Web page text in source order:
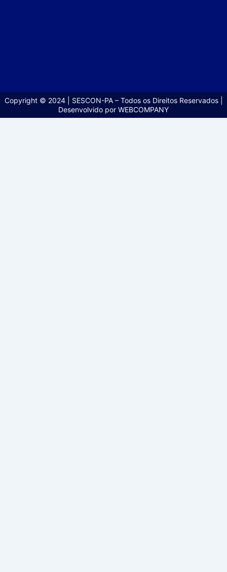
Copyright © 2024 | SESCON-PA – Todos os Direitos Reservados |
Desenvolvido por WEBCOMPANY